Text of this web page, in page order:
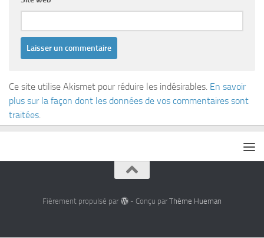
Ce site utilise Akismet pour réduire les indésirables. En savoir
plus sur la façon dont les données de vos commentaires sont
traitées.
Fièrement propulsé par - Conçu par Thème Hueman